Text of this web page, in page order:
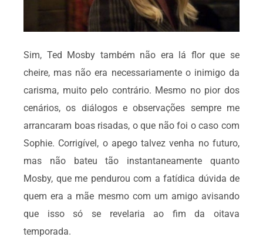
Sim, Ted Mosby também não era lá flor que se
cheire, mas não era necessariamente o inimigo da
carisma, muito pelo contrário. Mesmo no pior dos
cenários, os diálogos e observações sempre me
arrancaram boas risadas, o que não foi o caso com
Sophie. Corrigível, o apego talvez venha no futuro,
mas não bateu tão instantaneamente quanto
Mosby, que me pendurou com a fatídica dúvida de
quem era a mãe mesmo com um amigo avisando
que isso só se revelaria ao fim da oitava
temporada.